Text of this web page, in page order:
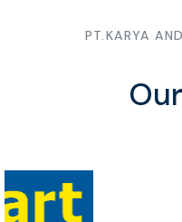
PT.KARYA